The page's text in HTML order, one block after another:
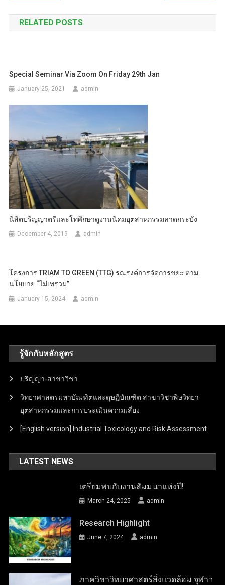
navigation
RELATED POSTS
Special Seminar Via Zoom On Friday 29th Jan
January 25, 2021 admin
นิสิตปริญญาตรีและโทศึกษาดูงานนิคมอุตสาหกรรมลาดกระบัง
December 4, 2019 admin
โครงการ TRIAM TO GREEN (TTG) รณรงค์การจัดการขยะ ตาม
นโยบาย “ไม่เทรวม”
January 15, 2024 admin
รู้จักกับหลักสูตร
ปริญญา-สาขาวิชา
วิทยาศาสตรมหาบัณฑิตและดุษฎีบัณฑิต สาขาวิชาพิษวิทยา
อุตสาหกรรมและการประเมินความเสี่ยง
[English version] Industrial Toxicology and Risk Assessment
LATEST NEWS
เตรียมพบกับงานสัมมนาแห่งปี!
March 24, 2025 admin
Research Highlight
June 7, 2024 admin
ภาควิชาวิทยาศาสตร์สิ่งแวดล้อม จุฬาฯ